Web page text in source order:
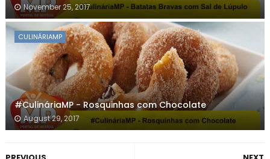
November 25, 2017
CULINÁRIAMP
#CulináriaMP - Rosquinhas com Chocolate
August 29, 2017